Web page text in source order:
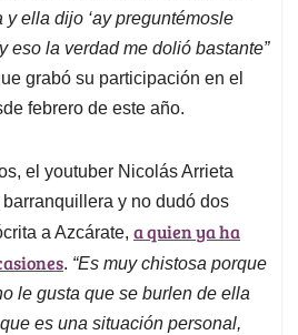
ella dijo ‘ay preguntémosle
eso la verdad me dolió bastante”
grabó su participación en el
febrero de este año.
el youtuber Nicolás Arrieta
y no dudó dos
a Azcárate, a quien ya ha
. “Es muy chistosa porque
le gusta que se burlen de ella
es una situación personal,